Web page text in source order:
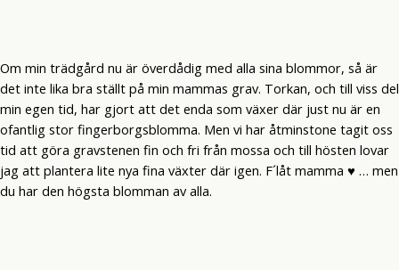
Om min trädgård nu är överdådig med alla sina blommor, så är
det inte lika bra ställt på min mammas grav. Torkan, och till viss del
min egen tid, har gjort att det enda som växer där just nu är en
ofantlig stor fingerborgsblomma. Men vi har åtminstone tagit oss
tid att göra gravstenen fin och fri från mossa och till hösten lovar
jag att plantera lite nya fina växter där igen. F´låt mamma ♥ … men
du har den högsta blomman av alla.